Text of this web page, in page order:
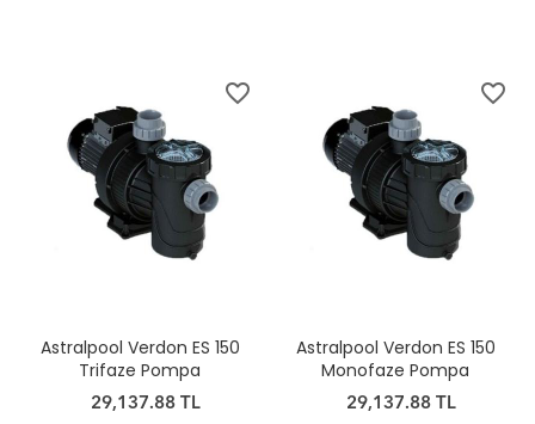
favorite_border
Astralpool Verdon ES 150
Trifaze Pompa
29,137.88 TL
favorite_border
Astralpool Verdon ES 150
Monofaze Pompa
29,137.88 TL